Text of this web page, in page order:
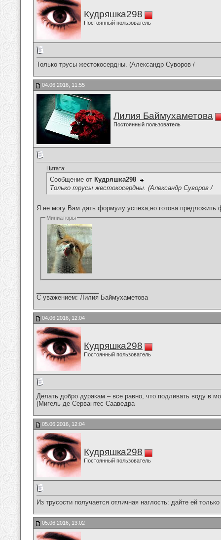
Кудряшка298
Постоянный пользователь
Только трусы жестокосердны. (Александр Суворов /
04.06.2016, 11:55
Лилия Баймухаметова
Постоянный пользователь
Цитата:
Сообщение от Кудряшка298
Только трусы жестокосердны. (Александр Суворов /
Я не могу Вам дать формулу успеха,но готова предложить
Миниатюры
С уважением: Лилия Баймухаметова
04.06.2016, 12:04
Кудряшка298
Постоянный пользователь
Делать добро дуракам – все равно, что подливать воду в
(Мигель де Сервантес Сааведра
05.06.2016, 12:04
Кудряшка298
Постоянный пользователь
Из трусости получается отличная наглость: дайте ей
05.06.2016, 13:02